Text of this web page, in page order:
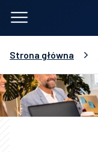
Strona główna